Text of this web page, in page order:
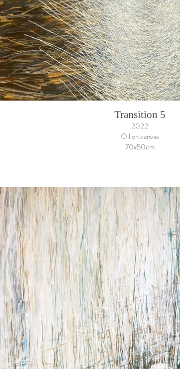
Transition 5
2022
Oil on canvas
70x50cm